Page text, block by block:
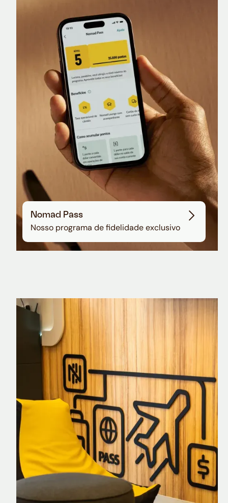
Nomad Lounge
Sala VIP no Aeroporto de Guarulhos
Nomad Pass
Nosso programa de fidelidade exclusivo
Nomad Explorer
Cartão de crédito brasileiro com cashback
em dólar